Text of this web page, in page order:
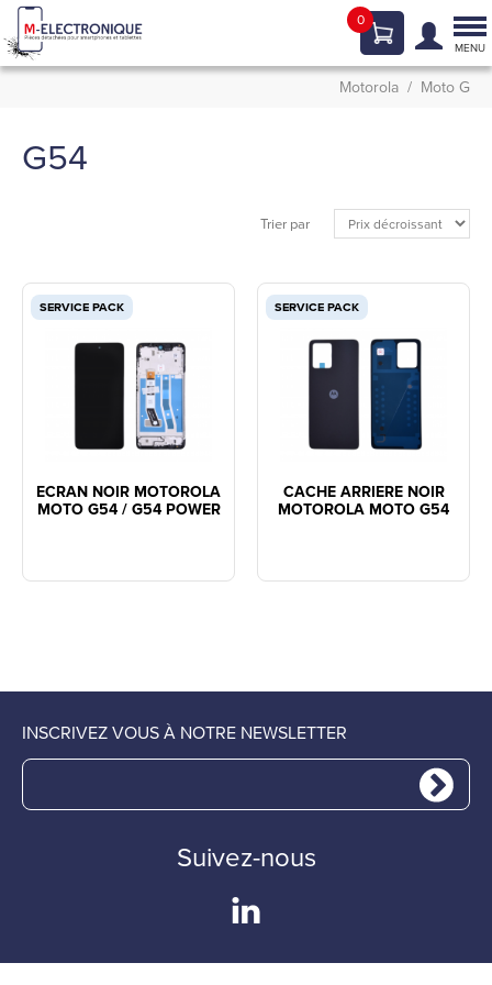
0
MENU
Motorola Moto G
G54
Trier par
SERVICE PACK
ECRAN NOIR MOTOROLA
MOTO G54 / G54 POWER
SERVICE PACK
CACHE ARRIERE NOIR
MOTOROLA MOTO G54
INSCRIVEZ VOUS À NOTRE NEWSLETTER
Suivez-nous